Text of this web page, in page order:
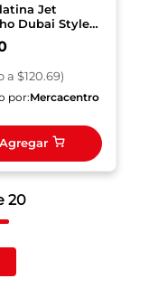
Jet
Dubai Style x
a $120.69)
por:Mercacentro
Agregar
20